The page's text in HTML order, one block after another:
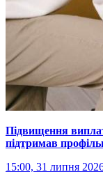
Підвищення
підтримав
15:00, 31 липня